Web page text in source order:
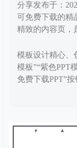
分享发布于：
可免费下载的精
精致的内容页，
模板设计精心、
模板”“紫色PPT
免费下载PPT”